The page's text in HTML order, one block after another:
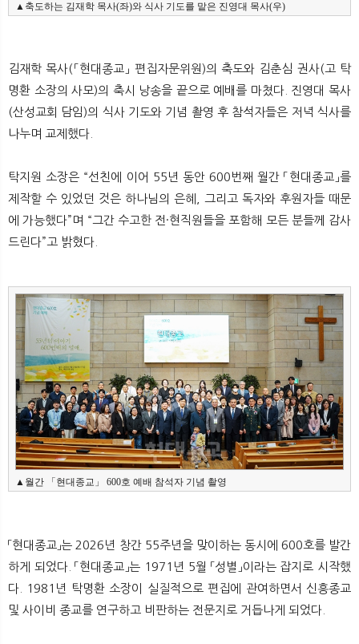
▲축도하는 김재학 목사(좌)와 식사 기도를 맡은 진영대 목사(우)
김재학 목사(「현대종교」 편집자문위원)의 축도와 김춘심 권사(고 탁
명환 소장의 사모)의 축시 낭송을 끝으로 예배를 마쳤다. 진영대 목사
(산성교회 담임)의 식사 기도와 기념 촬영 후 참석자들은 저녁 식사를
나누며 교제했다.
탁지원 소장은 “선친에 이어 55년 동안 600번째 월간 「현대종교」를
제작할 수 있었던 것은 하나님의 은혜, 그리고 독자와 후원자들 때문
에 가능했다”며 “그간 수고한 전·현직원들을 포함해 모든 분들께 감사
드린다”고 밝혔다.
▲월간 「현대종교」 600호 예배 참석자 기념 촬영
「현대종교」는 2026년 창간 55주년을 맞이하는 동시에 600호를 발간
하게 되었다. 「현대종교」는 1971년 5월 「성별」이라는 잡지로 시작했
다. 1981년 탁명환 소장이 실질적으로 편집에 관여하면서 신흥종교
및 사이비 종교를 연구하고 비판하는 전문지로 거듭나게 되었다.